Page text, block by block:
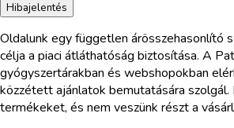
Hibajelentés
Oldalunk egy független árösszehasonlító
célja a piaci átláthatóság biztosítása. A
gyógyszertárakban és webshopokban
közzétett ajánlatok bemutatására
termékeket, és nem veszünk részt a